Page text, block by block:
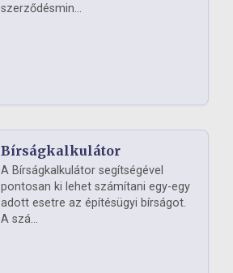
szerződésmin...
Bírságkalkulátor
A Bírságkalkulátor segítségével
pontosan ki lehet számítani egy-egy
adott esetre az építésügyi bírságot.
A szá...